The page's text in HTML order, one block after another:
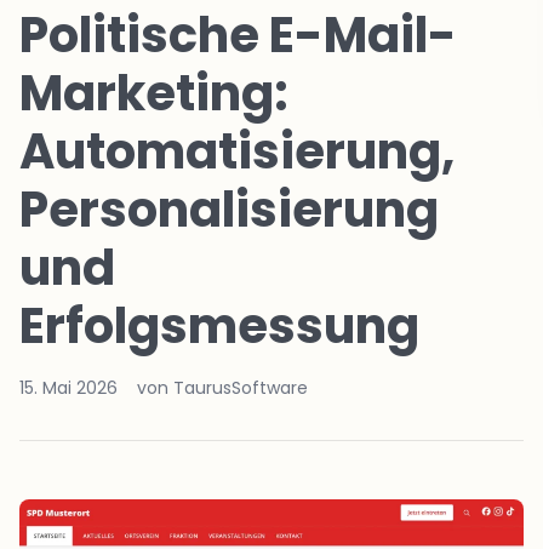
Politische E-Mail-
Marketing:
Automatisierung,
Personalisierung
und
Erfolgsmessung
15. Mai 2026 von TaurusSoftware